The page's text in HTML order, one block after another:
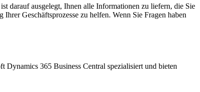
darauf ausgelegt, Ihnen alle Informationen zu liefern, die Sie
Geschäftsprozesse zu helfen. Wenn Sie Fragen haben
365 Business Central spezialisiert und bieten